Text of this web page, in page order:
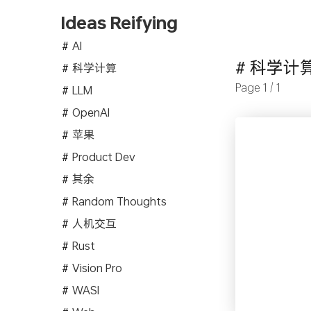
Ideas Reifying
AI
科学计算
LLM
OpenAI
苹果
Product Dev
其余
Random Thoughts
人机交互
Rust
Vision Pro
WASI
# 科学计
Page 1 / 1